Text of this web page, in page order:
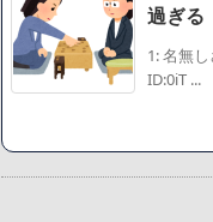
過ぎる
1: 名無
ID:0iT ...